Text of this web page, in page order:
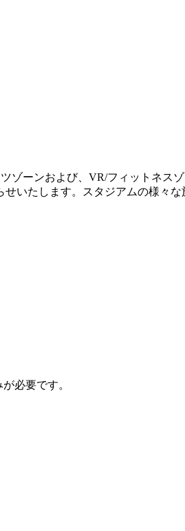
ーンおよび、VR/フィットネス
いたします。スタジアムの様々な
必要です。